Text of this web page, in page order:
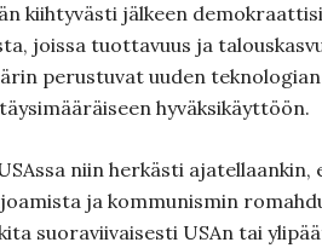
kiihtyvästi jälkeen
joissa tuottavuus ja
perustuvat uuden teknologian
hyväksikäyttöön.
niin herkästi ajatellaankin,
ja kommunismin
suoraviivaisesti USAn tai